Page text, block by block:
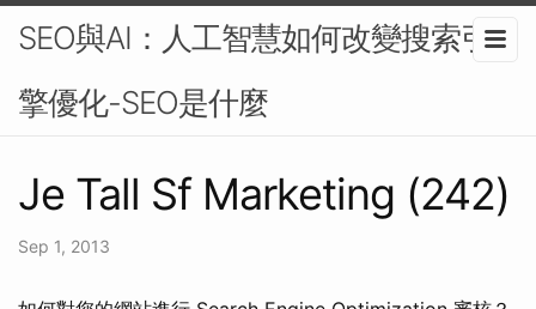
SEO與AI：人工智慧如何改變搜索引
擎優化-SEO是什麼
Je Tall Sf Marketing (242)
Sep 1, 2013